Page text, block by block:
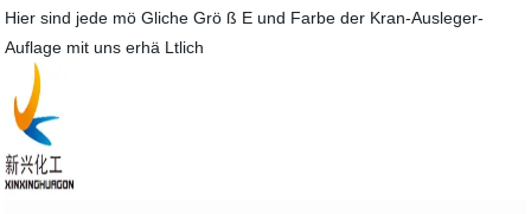
Hier sind jede mö Gliche Grö ß E und Farbe der Kran-Ausleger-
Auflage mit uns erhä Ltlich